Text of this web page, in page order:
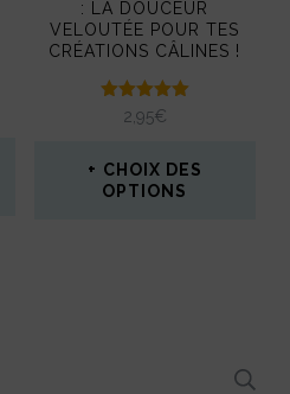
sur
la
page
du
produit
: LA DOUCEUR
VELOUTÉE POUR TES
CRÉATIONS CÂLINES !
Note
5.00
2,95€
CHOIX DES
OPTIONS